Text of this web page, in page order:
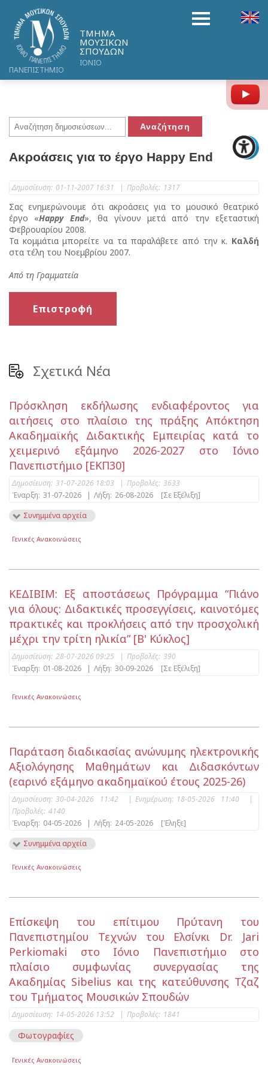
ΤΜΗΜΑ
ΜΟΥΣΙΚΩΝ
ΣΠΟΥΔΩΝ
ΙΟΝΙΟ
ΠΑΝΕΠΙΣΤΗΜΙΟ
Ακροάσεις για το έργο Happy End
Δημοσίευση: 01-11-2007 16:31 | Προβολές: 1317
Σας ενημερώνουμε ότι ακροάσεις για το μουσικό θεατρικό
έργο «Happy End», θα γίνουν μετά από την εξεταστική
Φεβρουαρίου 2008.
Τα κομμάτια μπορείτε να τα παραλάβετε από την κ. Καλδή
στα τέλη του Νοεμβρίου 2007.
Από τη Γραμματεία
Επιστροφή
Σχετικά Νέα
Πρόσκληση εκδήλωσης ενδιαφέροντος για
αιτήσεις στο πλαίσιο της πράξης Απόκτηση
Ακαδημαϊκής Διδακτικής Εμπειρίας κατά το
χειμερινό εξάμηνο 2026-2027 στο Ιόνιο
Πανεπιστήμιο [ΕΚΠ30]
Δημοσίευση: 31-07-2026 18:03 | Προβολές: 3633
Έναρξη: 31-07-2026 | Λήξη: 26-08-2026
[Σε Εξέλιξη]
Συνημμένα αρχεία
Γενικές Ανακοινώσεις
ΚΕΔΙΒΙΜ: Εξ αποστάσεως Πρόγραμμα “Πιάνο
για όλους: Διδακτικές προσεγγίσεις, καινοτόμες
πρακτικές και προκλήσεις από την προσχολική
μέχρι την τρίτη ηλικία” [Β' Κύκλος]
Δημοσίευση: 28-07-2026 09:25 | Προβολές: 390
Έναρξη: 01-08-2026 | Λήξη: 30-09-2026 [Σε Εξέλιξη]
Γενικές Ανακοινώσεις
Παράταση διαδικασίας ανώνυμης ηλεκτρονικής
Αξιολόγησης Μαθημάτων και Διδασκόντων
(εαρινό εξάμηνο ακαδημαϊκού έτους 2025-26)
Δημοσίευση: 30-04-2026 11:42 | Ενημέρωση: 18-05-2026 11:40
|
Προβολές: 4140
Έναρξη: 04-05-2026 | Λήξη: 24-05-2026
[Έληξε]
Συνημμένα αρχεία
Γενικές Ανακοινώσεις
Επίσκεψη του επίτιμου Πρύτανη του
Πανεπιστημίου Τεχνών του Ελσίνκι Dr. Jari
Perkiomaki στο Ιόνιο Πανεπιστήμιο στο
πλαίσιο συμφωνίας συνεργασίας της
Ακαδημίας Sibelius και της κατεύθυνσης Τζαζ
του Τμήματος Μουσικών Σπουδών
Δημοσίευση: 14-05-2026 13:52 | Προβολές: 1841
Φωτογραφίες
Γενικές Ανακοινώσεις